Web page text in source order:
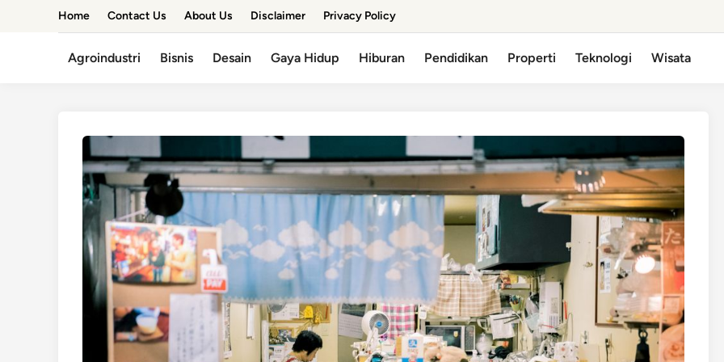
Home Contact Us About Us Disclaimer Privacy Policy
Agroindustri Bisnis Desain Gaya Hidup Hiburan Pendidikan Properti Teknologi Wisata